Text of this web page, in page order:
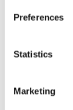
Preferences
Statistics
Marketing
s
a
už roky
výstupy.